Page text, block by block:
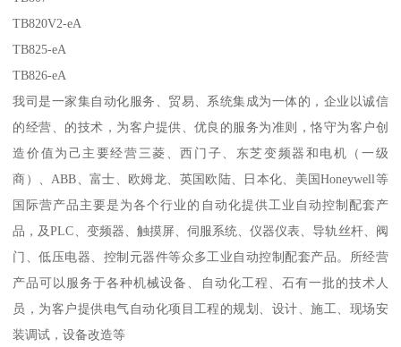
TB820V2-eA
TB825-eA
TB826-eA
我司是一家集自动化服务、贸易、系统集成为一体的，企业以诚信
的经营、的技术，为客户提供、优良的服务为准则，恪守为客户创
造价值为己主要经营三菱、西门子、东芝变频器和电机（一级
商）、ABB、富士、欧姆龙、英国欧陆、日本化、美国Honeywell等
国际营产品主要是为各个行业的自动化提供工业自动控制配套产
品，及PLC、变频器、触摸屏、伺服系统、仪器仪表、导轨丝杆、阀
门、低压电器、控制元器件等众多工业自动控制配套产品。所经营
产品可以服务于各种机械设备、自动化工程、石有一批的技术人
员，为客户提供电气自动化项目工程的规划、设计、施工、现场安
装调试，设备改造等